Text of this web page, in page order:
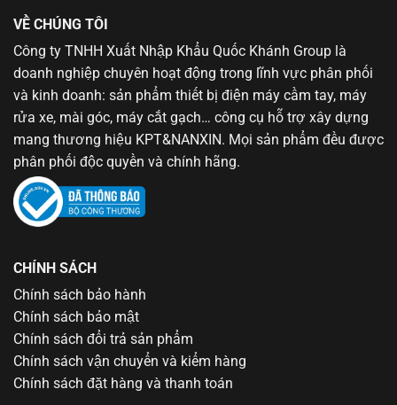
VỀ CHÚNG TÔI
Công ty TNHH Xuất Nhập Khẩu Quốc Khánh Group là
doanh nghiệp chuyên hoạt động trong lĩnh vực phân phối
và kinh doanh: sản phẩm thiết bị điện máy cầm tay, máy
rửa xe, mài góc, máy cắt gạch… công cụ hỗ trợ xây dựng
mang thương hiệu KPT&NANXIN. Mọi sản phẩm đều được
phân phối độc quyền và chính hãng.
CHÍNH SÁCH
Chính sách bảo hành
Chính sách bảo mật
Chính sách đổi trả sản phẩm
Chính sách vận chuyển và kiểm hàng
Chính sách đặt hàng và thanh toán